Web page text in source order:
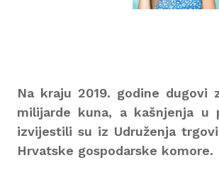
Na kraju 2019. godine dugovi
milijarde kuna, a kašnjenja u
izvijestili su iz Udruženja
Hrvatske gospodarske komore.